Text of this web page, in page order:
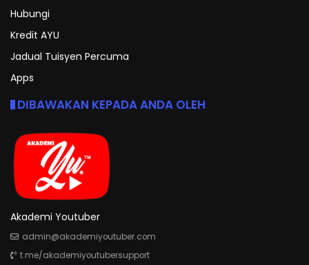
Hubungi
Kredit AYU
Jadual Tuisyen Percuma
Apps
DIBAWAKAN KEPADA ANDA OLEH
Akademi Youtuber
admin@akademiyoutuber.com
t.me/akademiyoutubersupport